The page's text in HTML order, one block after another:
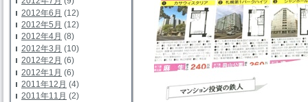
2012年6月 (12)
2012年5月 (12)
2012年4月 (8)
2012年3月 (10)
2012年2月 (6)
2012年1月 (6)
2011年12月 (4)
2011年11月 (2)